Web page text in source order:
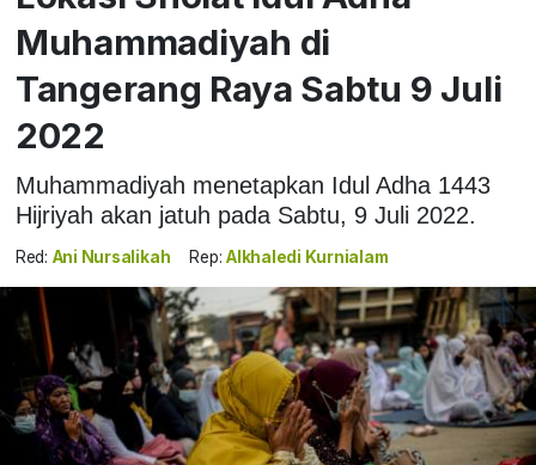
Muhammadiyah di
Tangerang Raya Sabtu 9 Juli
2022
Muhammadiyah menetapkan Idul Adha 1443
Hijriyah akan jatuh pada Sabtu, 9 Juli 2022.
Red: Ani Nursalikah Rep: Alkhaledi Kurnialam